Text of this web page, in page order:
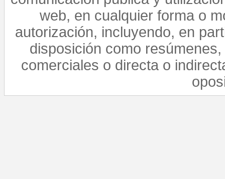
web, en cualquier forma o
autorización, incluyendo, en
disposición como
comerciales o directa o